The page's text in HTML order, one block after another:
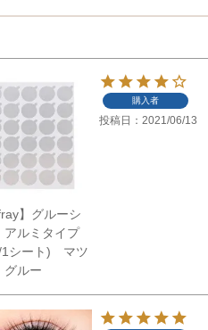
】グルーシ
ルミタイプ
1シート) マツ
ルー
購入者
投稿日 2021/06/13